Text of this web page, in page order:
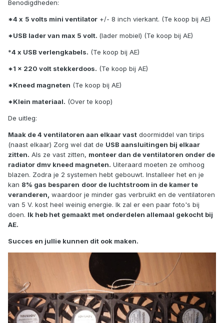
Benodigdheden:
*4 x 5 volts mini ventilator +/- 8 inch vierkant. (Te koop bij AE)
*USB lader van max 5 volt. (lader mobiel) (Te koop bij AE)
*4 x USB verlengkabels. (Te koop bij AE)
*1 x 220 volt stekkerdoos. (Te koop bij AE)
*Kneed magneten (Te koop bij AE)
*Klein materiaal. (Over te koop)
De uitleg:
Maak de 4 ventilatoren aan elkaar vast doormiddel van tirips
(naast elkaar) Zorg wel dat de USB aansluitingen bij elkaar
zitten. Als ze vast zitten, monteer dan de ventilatoren onder de
radiator dmv kneed magneten. Uiteraard moeten ze omhoog
blazen. Zodra je 2 systemen hebt gebouwt. Installeer het en je
kan 8% gas besparen door de luchtstroom in de kamer te
veranderen, waardoor je minder gas verbruikt en de ventilatoren
van 5 V. kost heel weinig energie. Ik zal er een paar foto's bij
doen. Ik heb het gemaakt met onderdelen allemaal gekocht bij
AE.
Succes en jullie kunnen dit ook maken.